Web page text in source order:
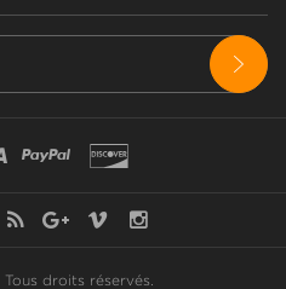
Tous droits réservés.